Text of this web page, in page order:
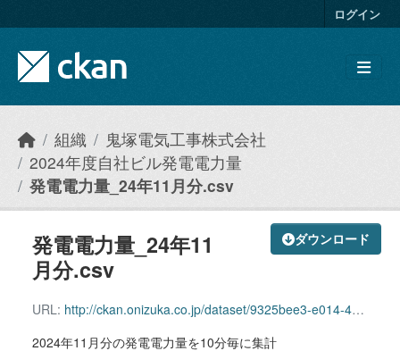
ログイン
組織
鬼塚電気工事株式会社
2024年度自社ビル発電電力量
発電電力量_24年11月分.csv
ダウンロード
発電電力量_24年11
月分.csv
URL: http://ckan.onizuka.co.jp/dataset/9325bee3-e014-44fd-a62b-cc48ab73e947/resource/5f65af44-4114-41e9-aeba-95fb402c46b3/download/power_2411.csv
2024年11月分の発電電力量を10分毎に集計